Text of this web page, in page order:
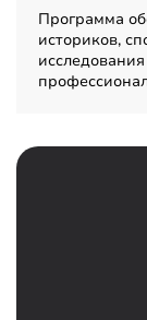
Программа
историков,